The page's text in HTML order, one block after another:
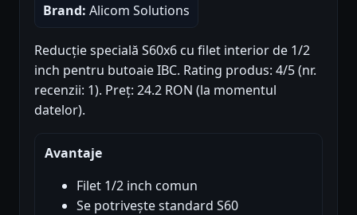
Brand: Alicom Solutions
Reducție specială S60x6 cu filet interior de 1/2
inch pentru butoaie IBC. Rating produs: 4/5 (nr.
recenzii: 1). Preț: 24.2 RON (la momentul
datelor).
Avantaje
Filet 1/2 inch comun
Se potrivește standard S60